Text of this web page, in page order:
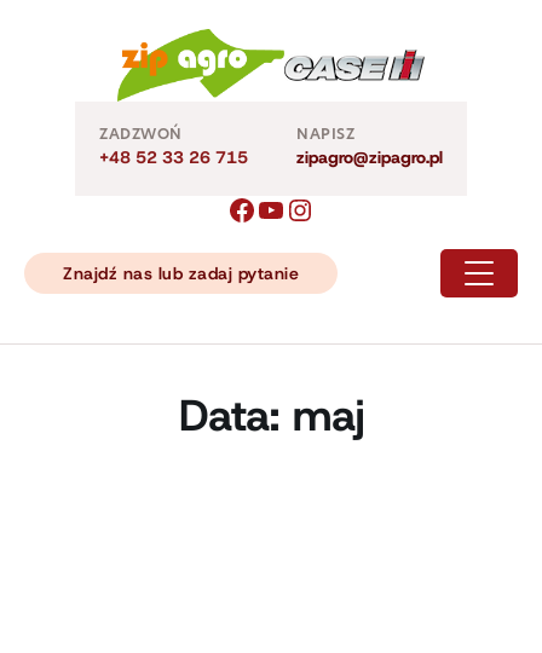
ZADZWOŃ
+48 52 33 26 715
NAPISZ
zipagro@zipagro.pl
Znajdź nas lub zadaj pytanie
Data: maj